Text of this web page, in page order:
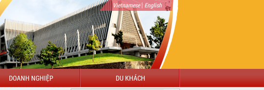
Vietnamese| English
DOANH NGHIỆP DU KHÁCH